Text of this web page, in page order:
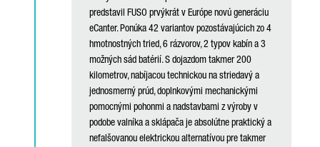
predstavil FUSO prvýkrát v Európe novú generáciu
eCanter. Ponúka 42 variantov pozostávajúcich zo 4
hmotnostných tried, 6 rázvorov, 2 typov kabín a 3
možných sád batérií. S dojazdom takmer 200
kilometrov, nabíjacou technickou na striedavý a
jednosmerný prúd, doplnkovými mechanickými
pomocnými pohonmi a nadstavbami z výroby v
podobe valníka a sklápača je absolútne praktický a
nefalšovanou elektrickou alternatívou pre takmer